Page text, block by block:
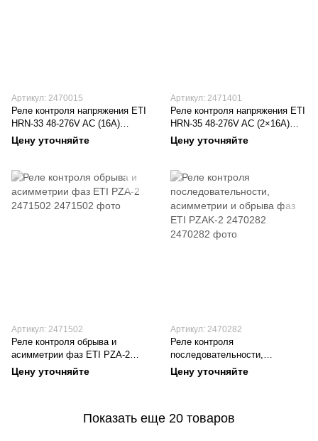
Артикул: 2470015
Реле контроля напряжения ETI
HRN-33 48-276V AC (16А)
2470015
Цену уточняйте
Артикул: 2471401
Реле контроля напряжения ETI
HRN-35 48-276V AC (2×16А)
2471401
Цену уточняйте
Артикул: 2471502
Реле контроля обрыва и
асимметрии фаз ETI PZA-2
2471502
Цену уточняйте
Артикул: 2470282
Реле контроля
последовательности,
асимметрии и обрыва фаз ETI
PZAK-2 2470282
Цену уточняйте
Показать еще 20 товаров